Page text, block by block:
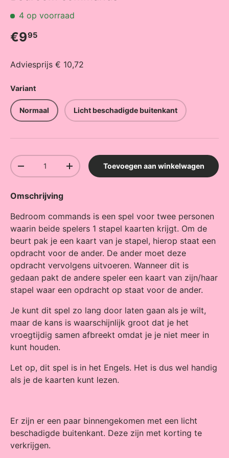
4 op voorraad
Reguliere prijs
€995
Adviesprijs € 10,72
Variant
Normaal Licht beschadigde buitenkant
Aantal
Verlaag de hoeveelheidVerhoog de hoeveelheid
Toevoegen aan winkelwagen
Omschrijving
Bedroom commands is een spel voor twee personen
waarin beide spelers 1 stapel kaarten krijgt. Om de
beurt pak je een kaart van je stapel, hierop staat een
opdracht voor de ander. De ander moet deze
opdracht vervolgens uitvoeren. Wanneer dit is
gedaan pakt de andere speler een kaart van zijn/haar
stapel waar een opdracht op staat voor de ander.
Je kunt dit spel zo lang door laten gaan als je wilt,
maar de kans is waarschijnlijk groot dat je het
vroegtijdig samen afbreekt omdat je je niet meer in
kunt houden.
Let op, dit spel is in het Engels. Het is dus wel handig
als je de kaarten kunt lezen.
Er zijn er een paar binnengekomen met een licht
beschadigde buitenkant. Deze zijn met korting te
verkrijgen.